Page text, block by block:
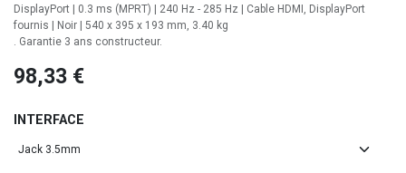
DisplayPort | 0.3 ms (MPRT) | 240 Hz - 285 Hz | Cable HDMI, DisplayPort
fournis | Noir | 540 x 395 x 193 mm, 3.40 kg
. Garantie 3 ans constructeur.
98,33 €
INTERFACE